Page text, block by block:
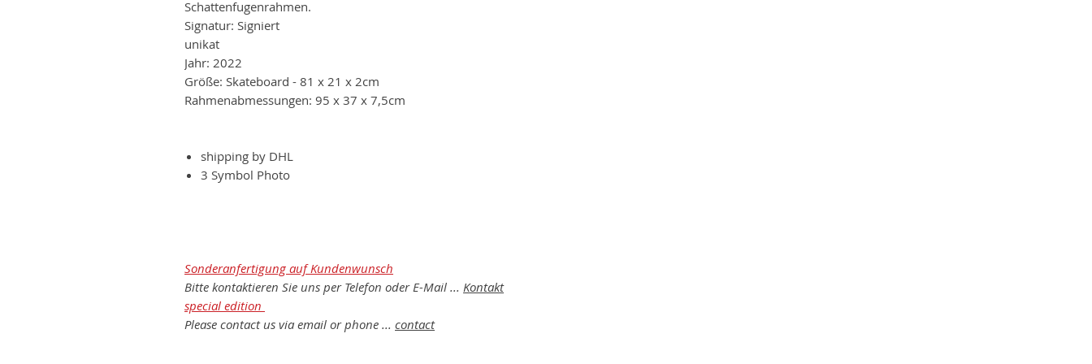
Schattenfugenrahmen.
Signatur: Signiert
unikat
Jahr: 2022
Größe: Skateboard - 81 x 21 x 2cm
Rahmenabmessungen: 95 x 37 x 7,5cm
shipping by DHL
3 Symbol Photo
Sonderanfertigung auf Kundenwunsch
Bitte kontaktieren Sie uns per Telefon oder E-Mail ... Kontakt
special edition
Please contact us via email or phone ... contact